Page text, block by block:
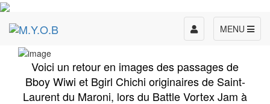
MENU
Toggle
navigation
Voici un retour en images des passages de
Bboy Wiwi et Bgirl Chichi originaires de Saint-
Laurent du Maroni, lors du Battle Vortex Jam à